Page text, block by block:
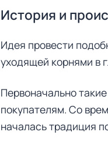
История и
Идея провести
уходящей корнями в
Первоначально
покупателям. Со
началась традиция